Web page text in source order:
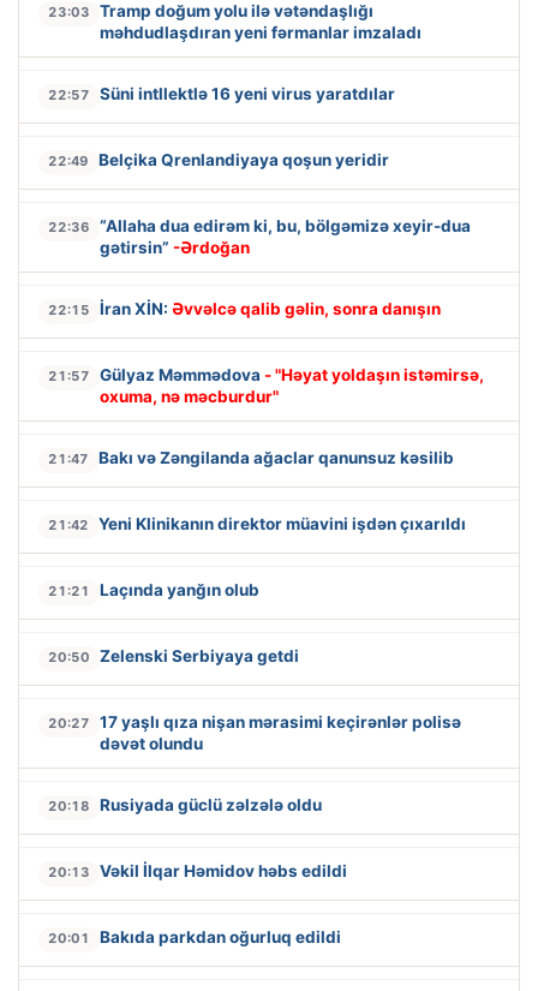
23:03
Tramp doğum yolu ilə vətəndaşlığı
məhdudlaşdıran yeni fərmanlar imzaladı
22:57 Süni intllektlə 16 yeni virus yaratdılar
22:49 Belçika Qrenlandiyaya qoşun yeridir
22:36
“Allaha dua edirəm ki, bu, bölgəmizə xeyir-dua
gətirsin” -Ərdoğan
22:15 İran XİN: Əvvəlcə qalib gəlin, sonra danışın
21:57 Gülyaz Məmmədova - "Həyat yoldaşın istəmirsə,
oxuma, nə məcburdur"
21:47 Bakı və Zəngilanda ağaclar qanunsuz kəsilib
21:42 Yeni Klinikanın direktor müavini işdən çıxarıldı
21:21 Laçında yanğın olub
20:50 Zelenski Serbiyaya getdi
20:27
17 yaşlı qıza nişan mərasimi keçirənlər polisə
dəvət olundu
20:18 Rusiyada güclü zəlzələ oldu
20:13 Vəkil İlqar Həmidov həbs edildi
20:01 Bakıda parkdan oğurluq edildi